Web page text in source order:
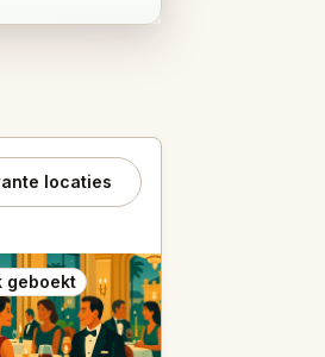
locaties
geboekt